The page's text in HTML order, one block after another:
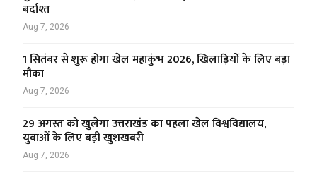
बर्दाश्त
Aug 7, 2026
1 सितंबर से शुरू होगा खेल महाकुंभ 2026, खिलाड़ियों के लिए बड़ा
मौका
Aug 7, 2026
29 अगस्त को खुलेगा उत्तराखंड का पहला खेल विश्वविद्यालय,
युवाओं के लिए बड़ी खुशखबरी
Aug 7, 2026